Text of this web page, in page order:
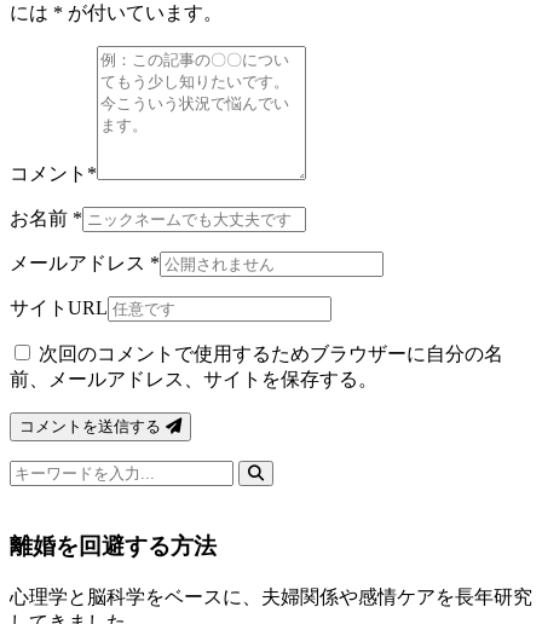
には * が付いています。
コメント *
お名前 *
メールアドレス *
サイトURL
次回のコメントで使用するためブラウザーに自分の名
前、メールアドレス、サイトを保存する。
コメントを送信する
検
ー
ー
離婚を回避する方法
心理学と脳科学をベースに、夫婦関係や感情ケアを長年研究